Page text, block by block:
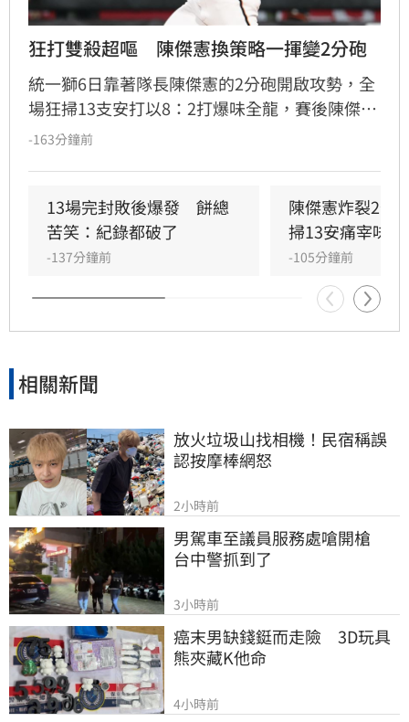
狂打雙殺超嘔　陳傑憲換策略一揮變2分砲
統一獅6日靠著隊長陳傑憲的2分砲開啟攻勢，全
場狂掃13支安打以8：2打爆味全龍，賽後陳傑憲
透露因為上週末自己擊出太多雙殺，當時上場只
-163分鐘前
13場完封敗後爆發　餅總
苦笑：紀錄都破了
-137分鐘前
陳傑憲炸裂2分
掃13安痛宰味全
-105分鐘前
相關新聞
放火垃圾山找相機！民宿稱誤
認按摩棒網怒
2小時前
男駕車至議員服務處嗆開槍
台中警抓到了
3小時前
癌末男缺錢鋌而走險　3D玩具
熊夾藏K他命
4小時前